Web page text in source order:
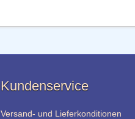
Kundenservice
Versand- und Lieferkonditionen